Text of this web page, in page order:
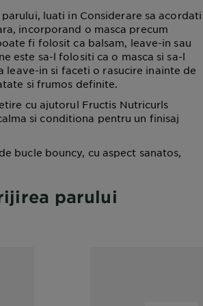
luati in Considerare sa acordati
incorporand o masca precum
fi folosit ca balsam, leave-in sau
este sa-l folositi ca o masca si sa-l
leave-in si faceti o rasucire inainte de
si frumos definite.
cu ajutorul Fructis Nutricurls
si conditiona pentru un finisaj
bucle bouncy, cu aspect sanatos,
parului